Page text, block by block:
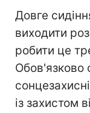
Довге
виходити
робити це
Обов'язково
із захистом